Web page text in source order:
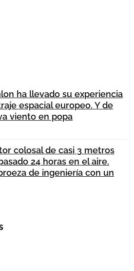
ha llevado su experiencia
espacial europeo. Y de
viento en popa
colosal de casi 3 metros
24 horas en el aire.
de ingeniería con un